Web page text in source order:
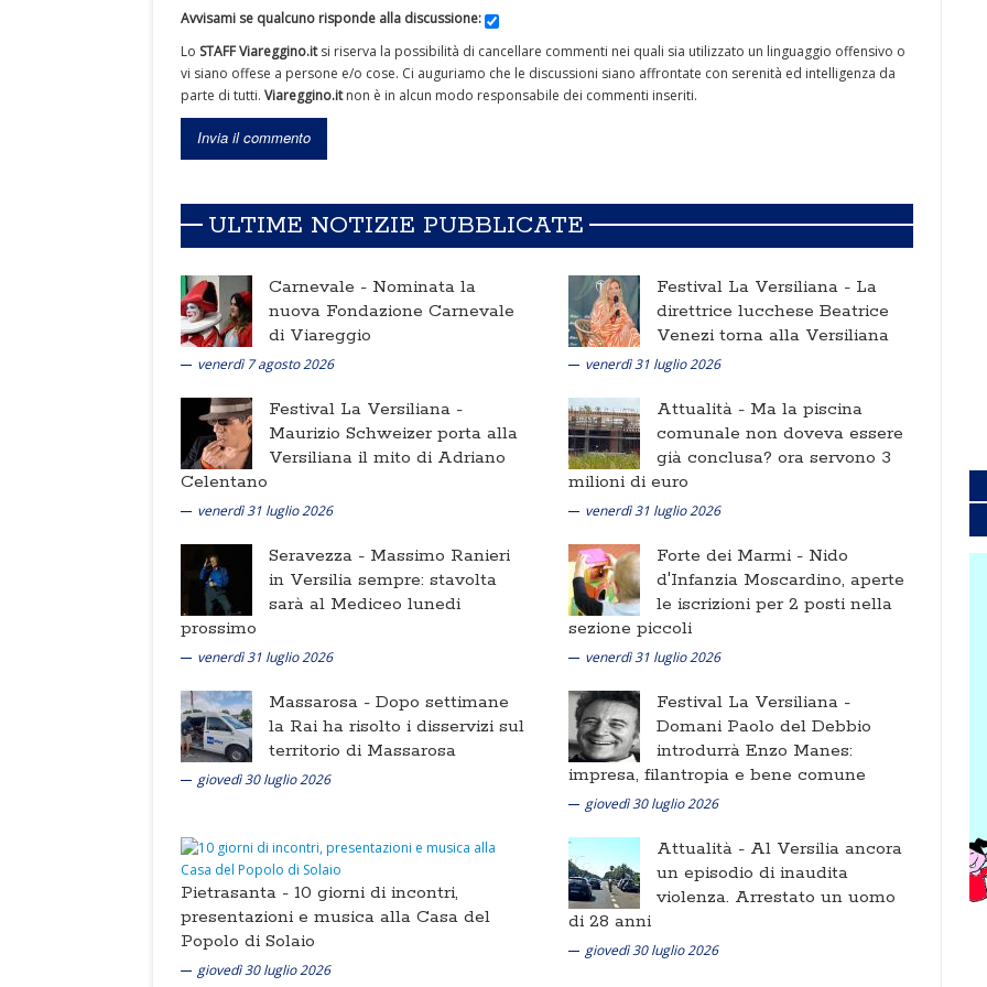
Avvisami se qualcuno risponde alla discussione:
Lo STAFF Viareggino.itsi riserva la possibilità di cancellare commenti nei quali sia utilizzato un linguaggio offensivo o
vi siano offese a persone e/o cose. Ci auguriamo che le discussioni siano affrontate con serenità ed intelligenza da
parte di tutti. Viareggino.itnon è in alcun modo responsabile dei commenti inseriti.
ULTIME NOTIZIE PUBBLICATE
Carnevale - Nominata la
nuova Fondazione Carnevale
di Viareggio
venerdì 7 agosto 2026
Festival La Versiliana - La
direttrice lucchese Beatrice
Venezi torna alla Versiliana
venerdì 31 luglio 2026
Festival La Versiliana -
Maurizio Schweizer porta alla
Versiliana il mito di Adriano
Celentano
venerdì 31 luglio 2026
Attualità - Ma la piscina
comunale non doveva essere
già conclusa? ora servono 3
milioni di euro
venerdì 31 luglio 2026
Seravezza - Massimo Ranieri
in Versilia sempre: stavolta
sarà al Mediceo lunedi
prossimo
venerdì 31 luglio 2026
Forte dei Marmi - Nido
d'Infanzia Moscardino, aperte
le iscrizioni per 2 posti nella
sezione piccoli
venerdì 31 luglio 2026
Massarosa - Dopo settimane
la Rai ha risolto i disservizi sul
territorio di Massarosa
giovedì 30 luglio 2026
Festival La Versiliana -
Domani Paolo del Debbio
introdurrà Enzo Manes:
impresa, filantropia e bene comune
giovedì 30 luglio 2026
Pietrasanta - 10 giorni di incontri,
presentazioni e musica alla Casa del
Popolo di Solaio
giovedì 30 luglio 2026
Attualità - Al Versilia ancora
un episodio di inaudita
violenza. Arrestato un uomo
di 28 anni
giovedì 30 luglio 2026